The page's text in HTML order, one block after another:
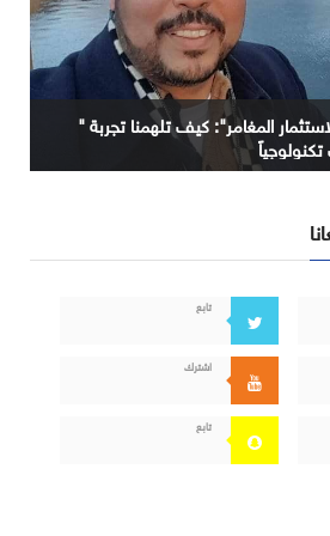
المغامر": كيف تلهمنا تجربة "
تابع
اشترك
تابع